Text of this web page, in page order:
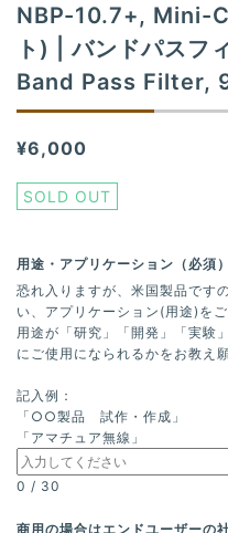
NBP-10.7+, Mini-
ト) | バンドパスフ
Band Pass Filter,
¥6,000
SOLD OUT
用途・アプリケーション（必須
恐れ入りますが、米国製品です
い、アプリケーション(用途)をご
用途が「研究」「開発」「実験
にご使用になられるかをお教え
記入例：
「○○製品 試作・作成」
「アマチュア無線」
0 / 30
商用の場合はエンドユーザーの